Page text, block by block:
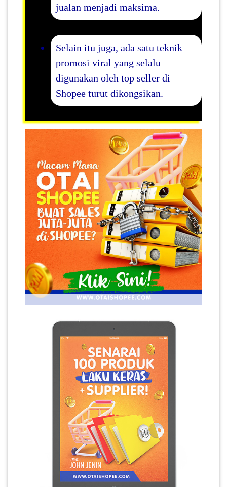
jualan menjadi maksima.
Selain itu juga, ada satu teknik
promosi viral yang selalu
digunakan oleh top seller di
Shopee turut dikongsikan.